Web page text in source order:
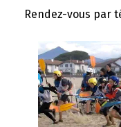
Rendez-vous par